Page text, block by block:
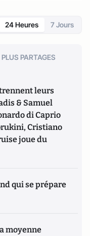
24 Heures 7 Jours
PLUS PARTAGES
leurs
& Samuel
di Caprio
Cristiano
joue du
qui se prépare
moyenne